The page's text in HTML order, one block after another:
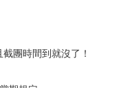
團時間到就沒了！